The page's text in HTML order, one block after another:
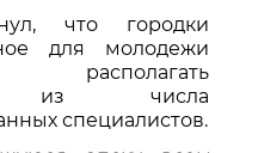
что городки
для молодежи
располагать
из числа
специалистов.